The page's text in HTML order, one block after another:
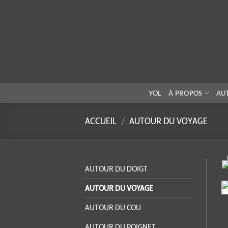
YOL À PROPOS
ACCUEIL / AUTOUR DU VOYAGE
AUTOUR DU DOIGT
AUTOUR DU VOYAGE
AUTOUR DU COU